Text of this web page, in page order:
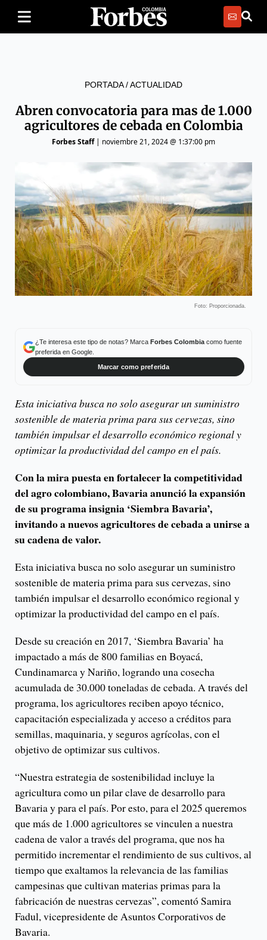
PORTADA/ACTUALIDAD
Abren convocatoria para mas de 1.000
agricultores de cebada en Colombia
Forbes Staff| noviembre 21, 2024 @ 1:37:00 pm
Foto: Proporcionada.
¿Te interesa este tipo de notas? Marca Forbes Colombiacomo fuente
preferida en Google.
Marcar como preferida
Esta iniciativa busca no solo asegurar un suministro
sostenible de materia prima para sus cervezas, sino
también impulsar el desarrollo económico regional y
optimizar la productividad del campo en el país.
Con la mira puesta en fortalecer la competitividad
del agro colombiano, Bavaria anunció la expansión
de su programa insignia ‘Siembra Bavaria’,
invitando a nuevos agricultores de cebada a unirse a
su cadena de valor.
Esta iniciativa busca no solo asegurar un suministro
sostenible de materia prima para sus cervezas, sino
también impulsar el desarrollo económico regional y
optimizar la productividad del campo en el país.
Desde su creación en 2017, ‘Siembra Bavaria’ ha
impactado a más de 800 familias en Boyacá,
Cundinamarca y Nariño, logrando una cosecha
acumulada de 30.000 toneladas de cebada. A través del
programa, los agricultores reciben apoyo técnico,
capacitación especializada y acceso a créditos para
semillas, maquinaria, y seguros agrícolas, con el
objetivo de optimizar sus cultivos.
“Nuestra estrategia de sostenibilidad incluye la
agricultura como un pilar clave de desarrollo para
Bavaria y para el país. Por esto, para el 2025 queremos
que más de 1.000 agricultores se vinculen a nuestra
cadena de valor a través del programa, que nos ha
permitido incrementar el rendimiento de sus cultivos, al
tiempo que exaltamos la relevancia de las familias
campesinas que cultivan materias primas para la
fabricación de nuestras cervezas”, comentó Samira
Fadul, vicepresidente de Asuntos Corporativos de
Bavaria.